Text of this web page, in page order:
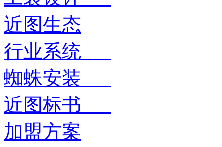
近图生态
行业系统
蜘蛛安装
近图标书
加盟方案